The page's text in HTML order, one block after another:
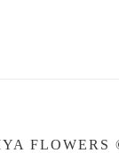
FLOWERS